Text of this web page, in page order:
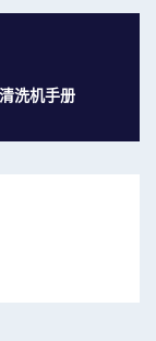
洗机手册